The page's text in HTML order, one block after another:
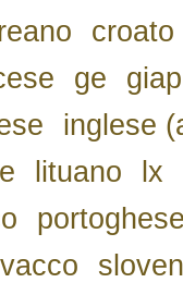
croato
ge
inglese
lituano lx